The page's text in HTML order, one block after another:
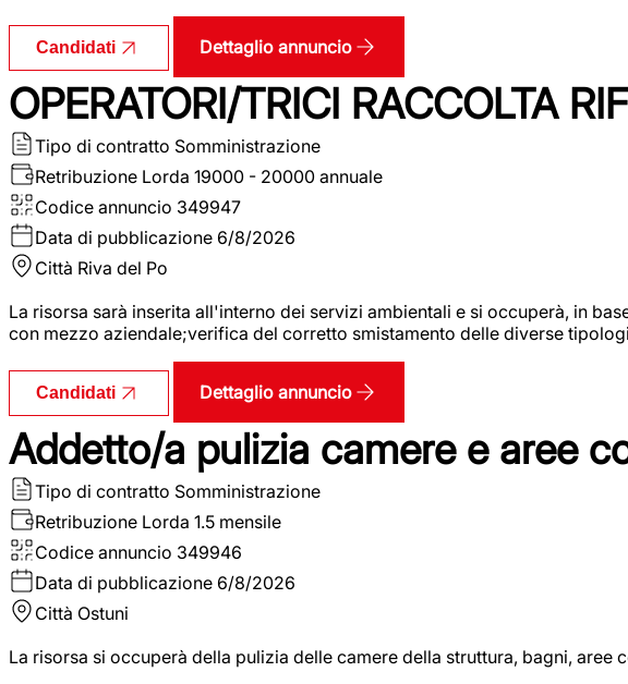
Candidati Dettaglio annuncio
OPERATORI/TRICI RACCOLTA
Tipo di contratto Somministrazione
Retribuzione Lorda 19000 - 20000 annuale
Codice annuncio 349947
Data di pubblicazione 6/8/2026
Città Riva del Po
La risorsa sarà inserita all'interno dei servizi ambientali e si occuperà, in
con mezzo aziendale;verifica del corretto smistamento delle diverse
Candidati Dettaglio annuncio
Addetto/a pulizia camere e aree
Tipo di contratto Somministrazione
Retribuzione Lorda 1.5 mensile
Codice annuncio 349946
Data di pubblicazione 6/8/2026
Città Ostuni
La risorsa si occuperà della pulizia delle camere della struttura, bagni, aree